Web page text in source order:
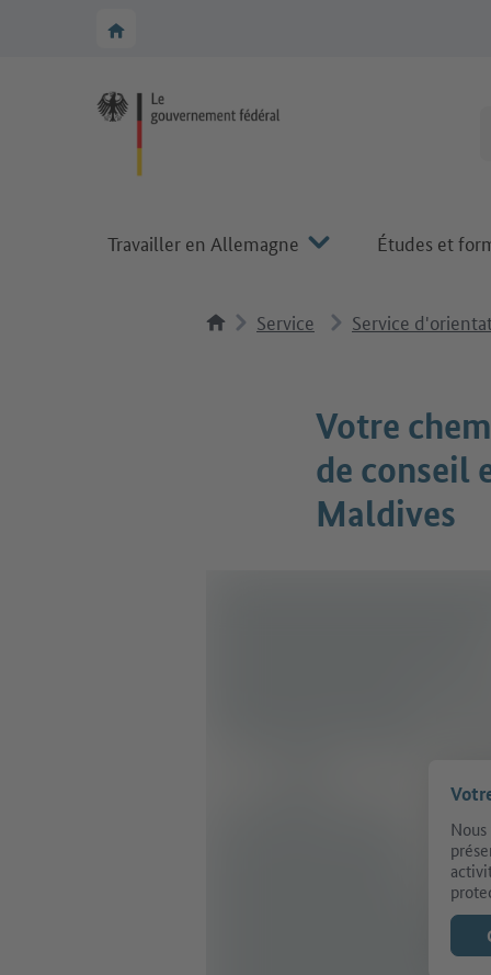
Travailler en Allemagne Études et
Service Service
Votre
de conseil
Maldives